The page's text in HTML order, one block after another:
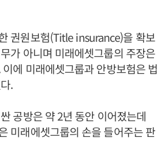
권원보험(Title insurance)을 확보
가 아니며 미래에셋그룹의 주장은
에 미래에셋그룹과 안방보험은 법
.
공방은 약 2년 동안 이어졌는데
미래에셋그룹의 손을 들어주는 판